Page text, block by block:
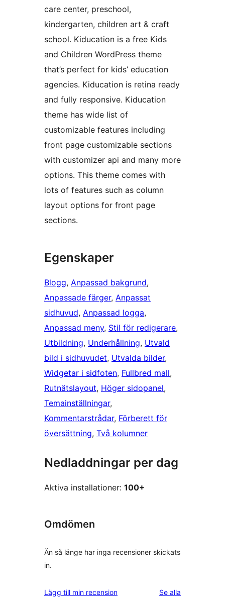
care center, preschool,
kindergarten, children art & craft
school. Kiducation is a free Kids
and Children WordPress theme
that’s perfect for kids’ education
agencies. Kiducation is retina ready
and fully responsive. Kiducation
theme has wide list of
customizable features including
front page customizable sections
with customizer api and many more
options. This theme comes with
lots of features such as column
layout options for front page
sections.
Egenskaper
Blogg, Anpassad bakgrund
Anpassade färger, Anpassat
sidhuvud, Anpassad logga
Anpassad meny, Stil för redigerare
Utbildning, Underhållning, Utvald
bild i sidhuvudet, Utvalda bilder
Widgetar i sidfoten, Fullbred mall
Rutnätslayout, Höger sidopanel
Temainställningar
Kommentarstrådar, Förberett för
översättning, Två kolumner
Nedladdningar per dag
Aktiva installationer: 100+
Omdömen
Än så länge har inga recensioner skickats
in.
Lägg till min recension Se alla